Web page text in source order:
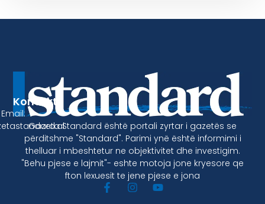
Gazeta Standard është portali zyrtar i gazetës se
përditshme "Standard". Parimi ynë është informimi i
thelluar i mbeshtetur ne objektivitet dhe investigim.
"Behu pjese e lajmit"- eshte motoja jone kryesore qe
fton lexuesit te jene pjese e jona
Kontakt
Email: